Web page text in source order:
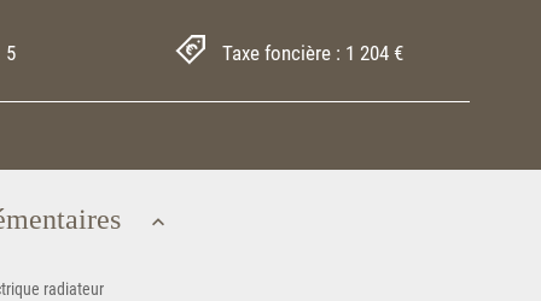
5 Taxe foncière : 1 204 €
radiateur